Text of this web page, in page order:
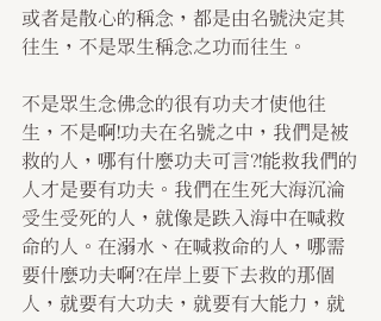
或者是散心的稱念，都是由名號決定其
往生，不是眾生稱念之功而往生。
不是眾生念佛念的很有功夫才使他往
生，不是啊!功夫在名號之中，我們是被
救的人，哪有什麼功夫可言?!能救我們的
人才是要有功夫。我們在生死大海沉淪
受生受死的人，就像是跌入海中在喊救
命的人。在溺水、在喊救命的人，哪需
要什麼功夫啊?在岸上要下去救的那個
人，就要有大功夫，就要有大能力，就